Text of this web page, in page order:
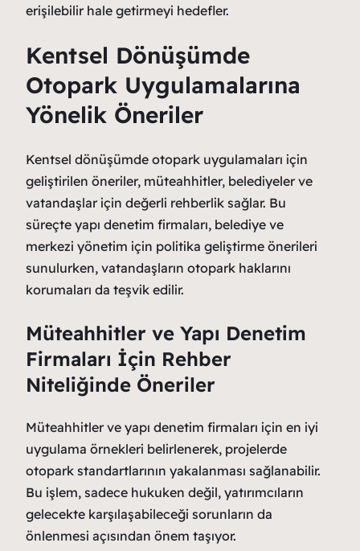
erişilebilir hale getirmeyi hedefler.
Kentsel Dönüşümde
Otopark Uygulamalarına
Yönelik Öneriler
Kentsel dönüşümde otopark uygulamaları için
geliştirilen öneriler, müteahhitler, belediyeler ve
vatandaşlar için değerli rehberlik sağlar. Bu
süreçte yapı denetim firmaları, belediye ve
merkezi yönetim için politika geliştirme önerileri
sunulurken, vatandaşların otopark haklarını
korumaları da teşvik edilir.
Müteahhitler ve Yapı Denetim
Firmaları İçin Rehber
Niteliğinde Öneriler
Müteahhitler ve yapı denetim firmaları için en iyi
uygulama örnekleri belirlenerek, projelerde
otopark standartlarının yakalanması sağlanabilir.
Bu işlem, sadece hukuken değil, yatırımcıların
gelecekte karşılaşabileceği sorunların da
önlenmesi açısından önem taşıyor.